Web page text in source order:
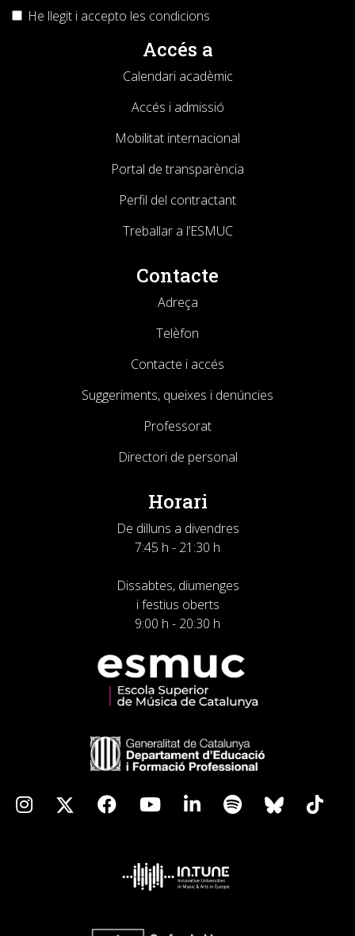
He llegit i accepto les condicions
Accés a
Calendari acadèmic
Accés i admissió
Mobilitat internacional
Portal de transparència
Perfil del contractant
Treballar a l’ESMUC
Contacte
Adreça
Telèfon
Contacte i accés
Suggeriments, queixes i denúncies
Professorat
Directori de personal
Horari
De dilluns a divendres
7:45 h - 21:30 h
Dissabtes, diumenges
i festius oberts
9:00 h - 20:30 h